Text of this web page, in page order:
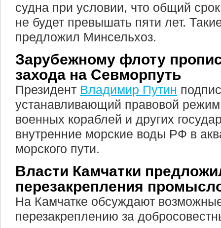
судна при условии, что общий
не будет превышать пяти лет.
предложил Минсельхоз.
Зарубежному флоту
захода на Севморпуть
Президент Владимир Путин
устанавливающий правовой
военных кораблей и других
внутренние морские воды РФ в
морского пути.
Власти Камчатки
перезакрепления
На Камчатке обсуждают
перезакреплению за